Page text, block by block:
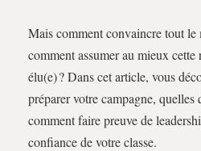
Mais comment convaincre tout le
comment assumer au mieux
élu(e) ? Dans cet article, vous
préparer votre campagne, quelles
comment faire preuve de
confiance de votre classe.